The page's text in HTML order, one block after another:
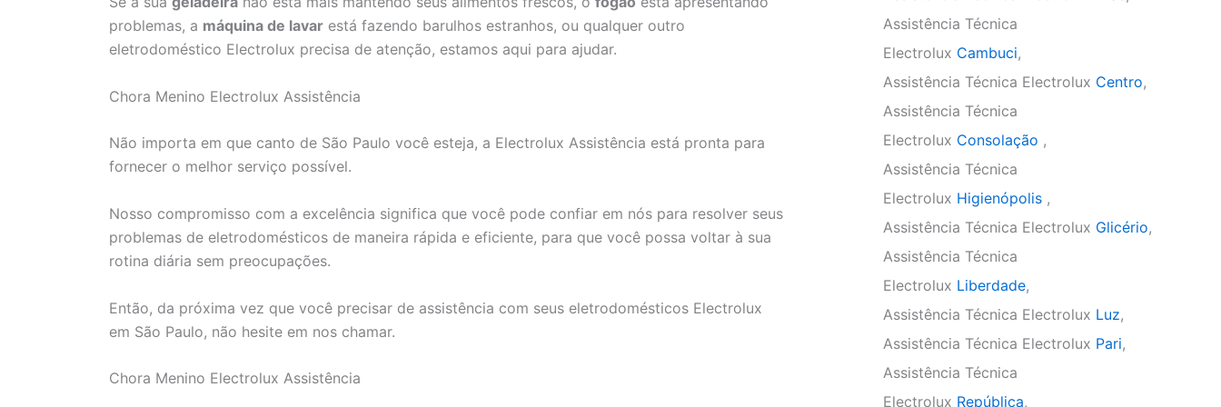
problemas, a máquina de lavar está fazendo barulhos estranhos, ou qualquer outro
eletrodoméstico Electrolux precisa de atenção, estamos aqui para ajudar.
Chora Menino Electrolux Assistência
Não importa em que canto de São Paulo você esteja, a Electrolux Assistência está pronta para
fornecer o melhor serviço possível.
Nosso compromisso com a excelência significa que você pode confiar em nós para resolver seus
problemas de eletrodomésticos de maneira rápida e eficiente, para que você possa voltar à sua
rotina diária sem preocupações.
Então, da próxima vez que você precisar de assistência com seus eletrodomésticos Electrolux
em São Paulo, não hesite em nos chamar.
Chora Menino Electrolux Assistência
Assistência Técnica
Electrolux Cambuci,
Assistência Técnica Electrolux Centro,
Assistência Técnica
Electrolux Consolação ,
Assistência Técnica
Electrolux Higienópolis ,
Assistência Técnica Electrolux Glicério,
Assistência Técnica
Electrolux Liberdade,
Assistência Técnica Electrolux Luz,
Assistência Técnica Electrolux Pari,
Assistência Técnica
Electrolux República,